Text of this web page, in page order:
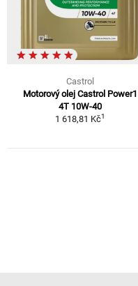
Castrol
Motorový olej Castrol Power1
4T 10W-40
1 618,81 Kč1